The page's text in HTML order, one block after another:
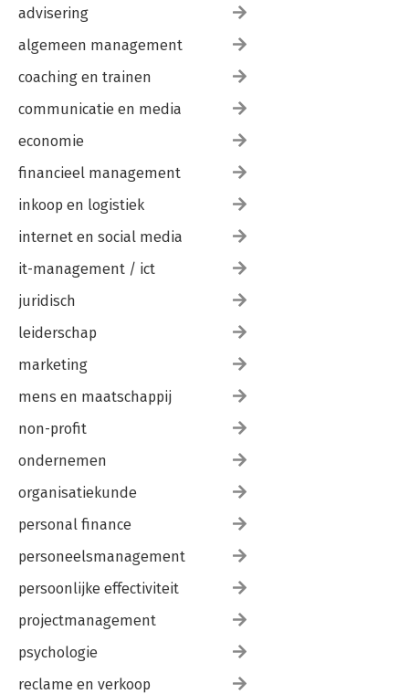
advisering
algemeen management
coaching en trainen
communicatie en media
economie
financieel management
inkoop en logistiek
internet en social media
it-management / ict
juridisch
leiderschap
marketing
mens en maatschappij
non-profit
ondernemen
organisatiekunde
personal finance
personeelsmanagement
persoonlijke effectiviteit
projectmanagement
psychologie
reclame en verkoop